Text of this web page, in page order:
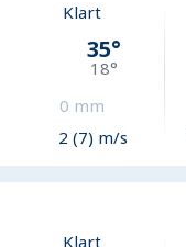
Klart
35°
18°
0 mm
2 (7) m/s
Klart